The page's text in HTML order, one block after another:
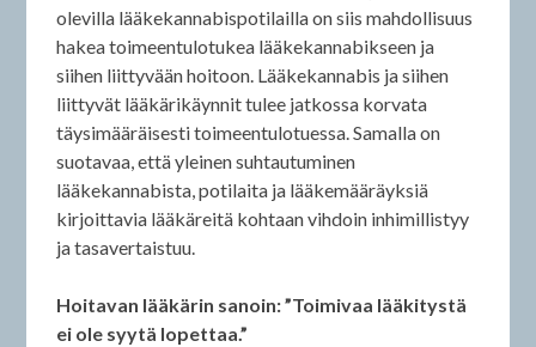
olevilla lääkekannabispotilailla on siis mahdollisuus
hakea toimeentulotukea lääkekannabikseen ja
siihen liittyvään hoitoon. Lääkekannabis ja siihen
liittyvät lääkärikäynnit tulee jatkossa korvata
täysimääräisesti toimeentulotuessa. Samalla on
suotavaa, että yleinen suhtautuminen
lääkekannabista, potilaita ja lääkemääräyksiä
kirjoittavia lääkäreitä kohtaan vihdoin inhimillistyy
ja tasavertaistuu.
Hoitavan lääkärin sanoin: ”Toimivaa lääkitystä
ei ole syytä lopettaa.”